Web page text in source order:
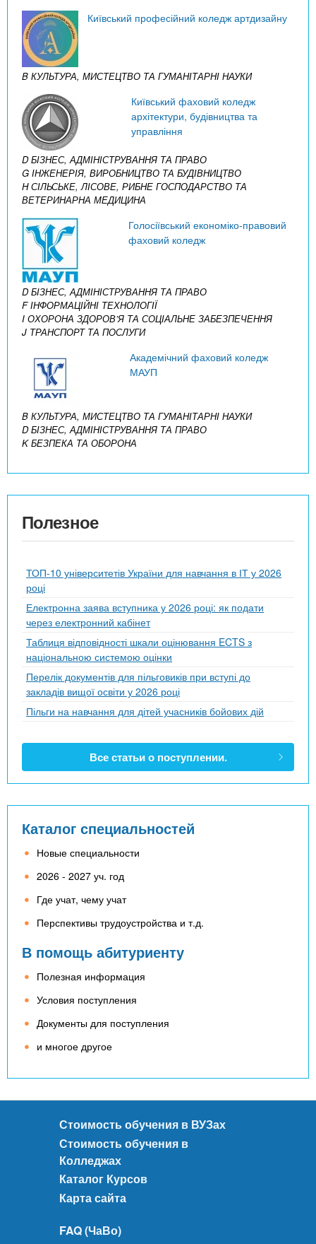
Київський професійний коледж артдизайну
B КУЛЬТУРА, МИСТЕЦТВО ТА ГУМАНІТАРНІ НАУКИ
Київський фаховий коледж
архітектури, будівництва та
управління
D БІЗНЕС, АДМІНІСТРУВАННЯ ТА ПРАВО
G ІНЖЕНЕРІЯ, ВИРОБНИЦТВО ТА БУДІВНИЦТВО
H СІЛЬСЬКЕ, ЛІСОВЕ, РИБНЕ ГОСПОДАРСТВО ТА
ВЕТЕРИНАРНА МЕДИЦИНА
Голосіївський економіко-правовий
фаховий коледж
D БІЗНЕС, АДМІНІСТРУВАННЯ ТА ПРАВО
F ІНФОРМАЦІЙНІ ТЕХНОЛОГІЇ
I ОХОРОНА ЗДОРОВ’Я ТА СОЦІАЛЬНЕ ЗАБЕЗПЕЧЕННЯ
J ТРАНСПОРТ ТА ПОСЛУГИ
Академічний фаховий коледж
МАУП
B КУЛЬТУРА, МИСТЕЦТВО ТА ГУМАНІТАРНІ НАУКИ
D БІЗНЕС, АДМІНІСТРУВАННЯ ТА ПРАВО
K БЕЗПЕКА ТА ОБОРОНА
Полезное
ТОП-10 університетів України для навчання в ІТ у 2026
році
Електронна заява вступника у 2026 році: як подати
через електронний кабінет
Таблиця відповідності шкали оцінювання ECTS з
національною системою оцінки
Перелік документів для пільговиків при вступі до
закладів вищої освіти у 2026 році
Пільги на навчання для дітей учасників бойових дій
Все статьи о поступлении.
Каталог специальностей
Новые специальности
2026 - 2027 уч. год
Где учат, чему учат
Перспективы трудоустройства и т.д.
В помощь абитуриенту
Полезная информация
Условия поступления
Документы для поступления
и многое другое
Стоимость обучения в ВУЗах
Стоимость обучения в
Колледжах
Каталог Курсов
Карта сайта
FAQ (ЧаВо)